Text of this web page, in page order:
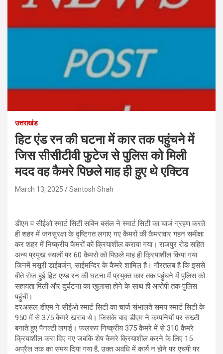
उत्तराखंड
हिट एंड रन की घटना में कार तक पहुंचने में
जिस सीसीटीवी फुटेज से पुलिस को मिली
मदद वह कैमरे पिछले माह ही हुए थे एक्टिव
March 13, 2025 Santosh Shah
डीएम व सीईओ स्मार्ट सिटी सविन बसंल ने स्मार्ट सिटी का चार्ज ग्रहण करते
ही शहर में जनसुरक्षा के दृष्टिगत लगाए गए कैमरों की कैमरावार गहन समीक्षा
कर शहर में निष्क्रीय कैमरों को क्रियाशील कराया गया। राजपुर रोड सहित
अन्य प्रमुख स्थलों पर 60 कैमरो को पिछले माह ही क्रियाशील किया गया
जिनमें मसूरी डाईवर्जन, साईमन्दिर के कैमरे शामिल है। गौरतलब है कि इससे
बीते रोज हुई हिट एण्ड रन की घटना में प्रयुक्त कार तक पहुंचने में पुलिस को
सहायता मिली और दुर्घटना का खुलासा होने के साथ ही आरोपी तक पुलिस
पहुंची।
दरअसल डीएम ने सीईओ स्मार्ट सिटी का चार्ज संभालते समय स्मार्ट सिटी के
950 में से 375 कैमरे खराब थे। जिसके बाद डीएम ने कम्पनियों पर सख्ती
बनाते हुए पैनल्टी लगाई। फलरूप निष्क्रीय 375 कैमरे में से 310 कैमरे
क्रियाशील करा दिए गए जबकि शेष कैमरे क्रियाशील करने के लिए 15
अप्रैल तक का समय दिया गया है, उक्त अवधि में कार्य न होने पर एचपी पर